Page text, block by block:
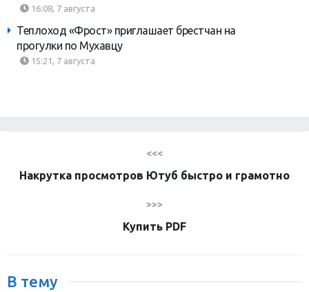
16:08, 7 августа
Теплоход «Фрост» приглашает брестчан на
прогулки по Мухавцу
15:21, 7 августа
<<<
Накрутка просмотров Ютуб быстро и грамотно
>>>
Купить PDF
В тему